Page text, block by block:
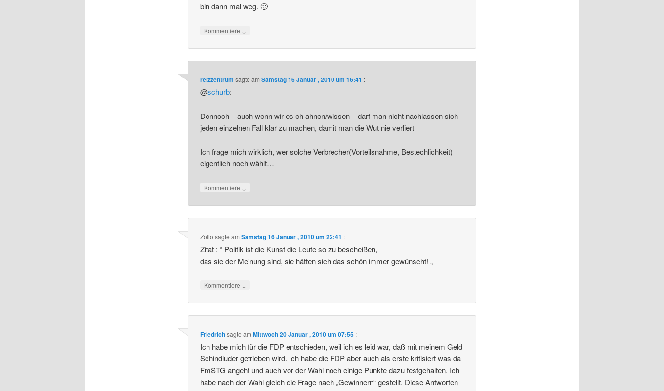
bin dann mal weg. 🙂
Kommentiere ↓
reizzentrum sagte amSamstag 16 Januar , 2010 um 16:41 :
@schurb:
Dennoch – auch wenn wir es eh ahnen/wissen – darf man nicht nachlassen sich
jeden einzelnen Fall klar zu machen, damit man die Wut nie verliert.
Ich frage mich wirklich, wer solche Verbrecher(Vorteilsnahme, Bestechlichkeit)
eigentlich noch wählt…
Kommentiere ↓
Zollo sagte amSamstag 16 Januar , 2010 um 22:41 :
Zitat : “ Politik ist die Kunst die Leute so zu bescheißen,
das sie der Meinung sind, sie hätten sich das schön immer gewünscht! „
Kommentiere ↓
Friedrichsagte amMittwoch 20 Januar , 2010 um 07:55 :
Ich habe mich für die FDP entschieden, weil ich es leid war, daß mit meinem Geld
Schindluder getrieben wird. Ich habe die FDP aber auch als erste kritisiert was da
FmSTG angeht und auch vor der Wahl noch einige Punkte dazu festgehalten. Ich
habe nach der Wahl gleich die Frage nach „Gewinnern“ gestellt. Diese Antworten